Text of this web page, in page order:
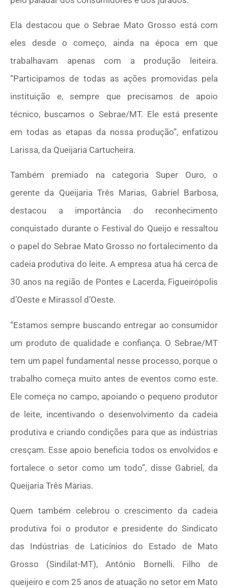
Ela destacou que o Sebrae Mato Grosso está com
eles desde o começo, ainda na época em que
trabalhavam apenas com a produção leiteira.
“Participamos de todas as ações promovidas pela
instituição e, sempre que precisamos de apoio
técnico, buscamos o Sebrae/MT. Ele está presente
em todas as etapas da nossa produção”, enfatizou
Larissa, da Queijaria Cartucheira.
Também premiado na categoria Super Ouro, o
gerente da Queijaria Três Marias, Gabriel Barbosa,
destacou a importância do reconhecimento
conquistado durante o Festival do Queijo e ressaltou
o papel do Sebrae Mato Grosso no fortalecimento da
cadeia produtiva do leite. A empresa atua há cerca de
30 anos na região de Pontes e Lacerda, Figueirópolis
d’Oeste e Mirassol d’Oeste.
“Estamos sempre buscando entregar ao consumidor
um produto de qualidade e confiança. O Sebrae/MT
tem um papel fundamental nesse processo, porque o
trabalho começa muito antes de eventos como este.
Ele começa no campo, apoiando o pequeno produtor
de leite, incentivando o desenvolvimento da cadeia
produtiva e criando condições para que as indústrias
cresçam. Esse apoio beneficia todos os envolvidos e
fortalece o setor como um todo”, disse Gabriel, da
Queijaria Três Marias.
Quem também celebrou o crescimento da cadeia
produtiva foi o produtor e presidente do Sindicato
das Indústrias de Laticínios do Estado de Mato
Grosso (Sindilat-MT), Antônio Bornelli. Filho de
queijeiro e com 25 anos de atuação no setor em Mato